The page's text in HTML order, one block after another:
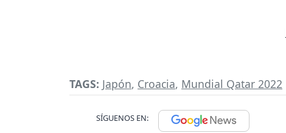
TAGS: Japón, Croacia, Mundial Qatar 2022
SÍGUENOS EN: